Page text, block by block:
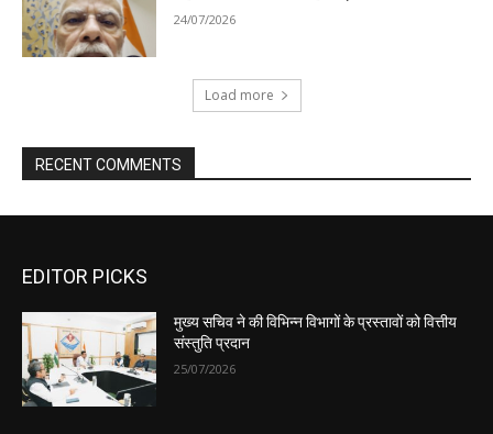
EDITOR PICKS
मुख्य सचिव ने की विभिन्न विभागों के प्रस्तावों को वित्तीय
संस्तुति प्रदान
25/07/2026